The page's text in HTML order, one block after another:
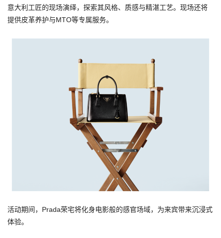
意大利工匠的现场演绎，探索其风格、质感与精湛工艺。现场还将
提供皮革养护与MTO等专属服务。
活动期间，Prada荣宅将化身电影般的感官场域，为来宾带来沉浸式
体验。